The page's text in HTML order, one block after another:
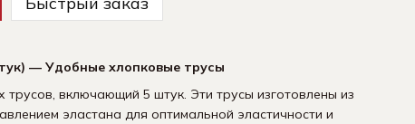
— Удобные хлопковые трусы
включающий 5 штук. Эти трусы изготовлены из
эластана для оптимальной эластичности и